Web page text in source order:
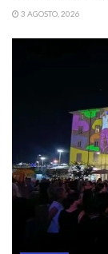
3 AGOSTO, 2026